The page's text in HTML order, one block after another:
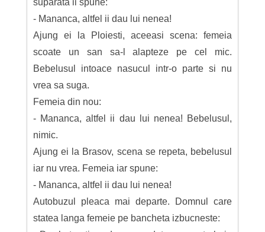
suparata ii spune:
- Mananca, altfel ii dau lui nenea!
Ajung ei la Ploiesti, aceeasi scena: femeia
scoate un san sa-l alapteze pe cel mic.
Bebelusul intoace nasucul intr-o parte si nu
vrea sa suga.
Femeia din nou:
- Mananca, altfel ii dau lui nenea! Bebelusul,
nimic.
Ajung ei la Brasov, scena se repeta, bebelusul
iar nu vrea. Femeia iar spune:
- Mananca, altfel ii dau lui nenea!
Autobuzul pleaca mai departe. Domnul care
statea langa femeie pe bancheta izbucneste: